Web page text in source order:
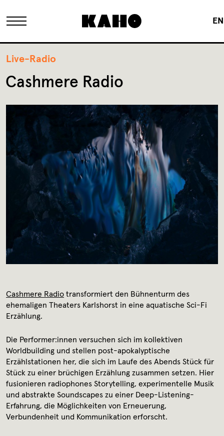
EN
Das KAHO
Eigentümer
FAQ
Sanierung
Archiv
Kontakt
Presse
Live-Radio
Cashmere Radio
Cashmere Radio transformiert den Bühnenturm des
ehemaligen Theaters Karlshorst in eine aquatische Sci-Fi
Erzählung.
Die Performer:innen versuchen sich im kollektiven
Worldbuilding und stellen post-apokalyptische
Erzählstationen her, die sich im Laufe des Abends Stück für
Stück zu einer brüchigen Erzählung zusammen setzen. Hier
fusionieren radiophones Storytelling, experimentelle Musik
und abstrakte Soundscapes zu einer Deep-Listening-
Erfahrung, die Möglichkeiten von Erneuerung,
Verbundenheit und Kommunikation erforscht.